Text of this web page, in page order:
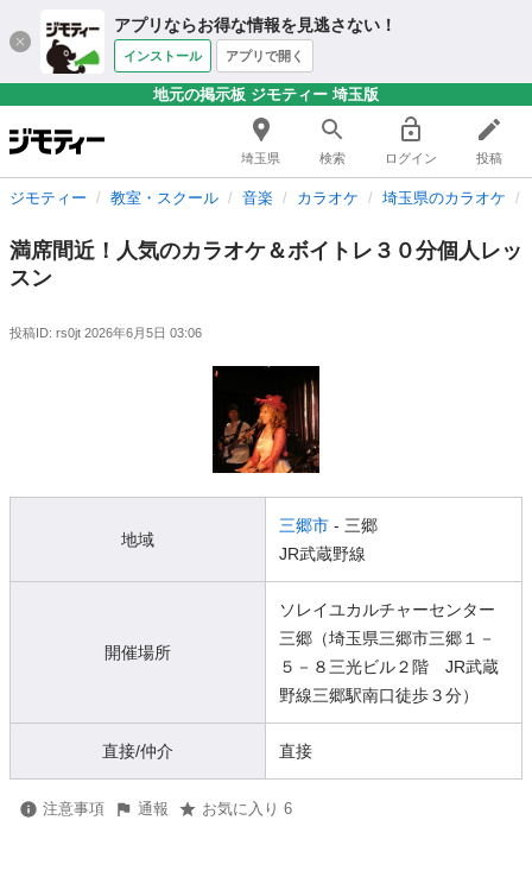
アプリならお得な情報を見逃さない！
インストール アプリで開く
地元の掲示板 ジモティー 埼玉版
埼玉県 検索 ログイン 投稿
ジモティー 教室・スクール 音楽 カラオケ 埼玉県のカラオケ
満席間近！人気のカラオケ＆ボイトレ３０分個人レッ
スン
投稿ID: rs0jt 2026年6月5日 03:06
地域
三郷市 - 三郷
JR武蔵野線
開催場所
ソレイユカルチャーセンター
三郷（埼玉県三郷市三郷１－
５－８三光ビル２階 JR武蔵
野線三郷駅南口徒歩３分）
直接/仲介 直接
注意事項 通報 お気に入り 6